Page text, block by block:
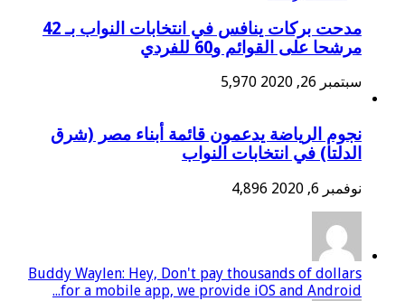
مدحت بركات ينافس في انتخابات النواب بـ 42
مرشحا على القوائم و60 للفردي
سبتمبر 26, 2020 5,970
نجوم الرياضة يدعمون قائمة أبناء مصر (شرق
الدلتا) في انتخابات النواب
نوفمبر 6, 2020 4,896
Buddy Waylen: Hey, Don't pay thousands of dollars
for a mobile app, we provide iOS and Android...